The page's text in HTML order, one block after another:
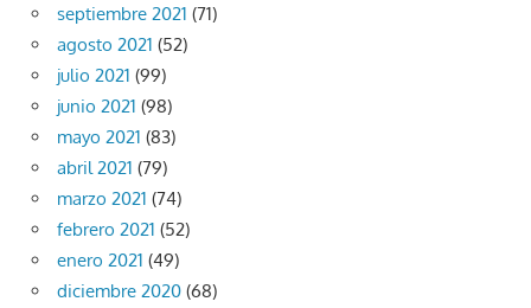
septiembre 2021 (71)
agosto 2021 (52)
julio 2021 (99)
junio 2021 (98)
mayo 2021 (83)
abril 2021 (79)
marzo 2021 (74)
febrero 2021 (52)
enero 2021 (49)
diciembre 2020 (68)